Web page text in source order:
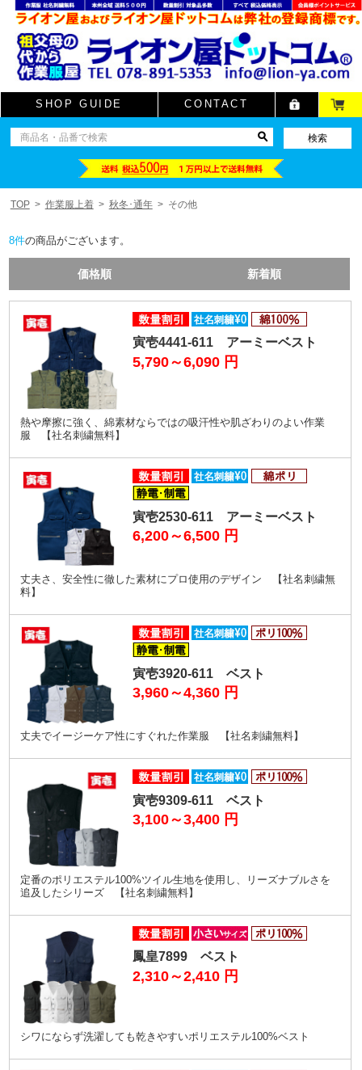
SHOP GUIDE CONTACT
TOP 作業服上着 秋冬･通年 その他
8件の商品がございます。
価格順 新着順
寅壱4441-611 アーミーベスト
5,790～6,090 円
熱や摩擦に強く、綿素材ならではの吸汗性や肌ざわりのよい作業
服 【社名刺繍無料】
寅壱2530-611 アーミーベスト
6,200～6,500 円
丈夫さ、安全性に徹した素材にプロ使用のデザイン 【社名刺繍無
料】
寅壱3920-611 ベスト
3,960～4,360 円
丈夫でイージーケア性にすぐれた作業服 【社名刺繍無料】
寅壱9309-611 ベスト
3,100～3,400 円
定番のポリエステル100%ツイル生地を使用し、リーズナブルさを
追及したシリーズ 【社名刺繍無料】
鳳皇7899 ベスト
2,310～2,410 円
シワにならず洗濯しても乾きやすいポリエステル100%ベスト